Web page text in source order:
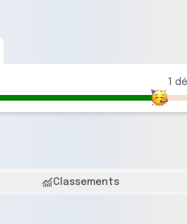
Classements